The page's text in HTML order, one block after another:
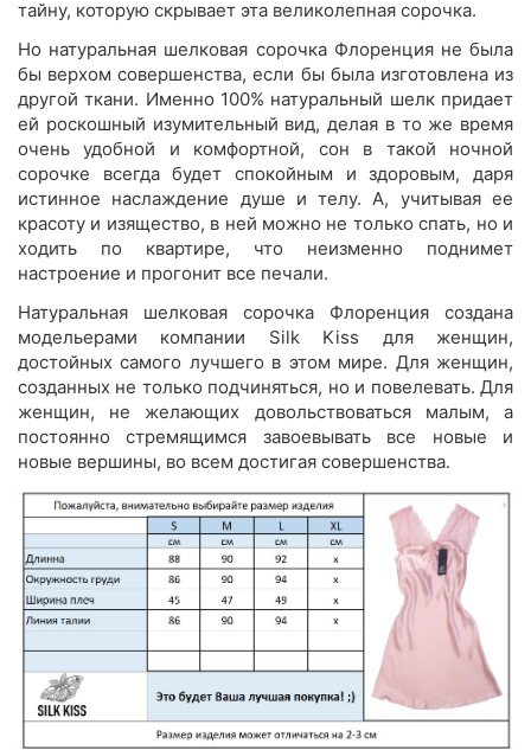
тайну, которую скрывает эта великолепная сорочка.
Но натуральная шелковая сорочка Флоренция не была
бы верхом совершенства, если бы была изготовлена из
другой ткани. Именно 100% натуральный шелк придает
ей роскошный изумительный вид, делая в то же время
очень удобной и комфортной, сон в такой ночной
сорочке всегда будет спокойным и здоровым, даря
истинное наслаждение душе и телу. А, учитывая ее
красоту и изящество, в ней можно не только спать, но и
ходить по квартире, что неизменно поднимет
настроение и прогонит все печали.
Натуральная шелковая сорочка Флоренция создана
модельерами компании Silk Kiss для женщин,
достойных самого лучшего в этом мире. Для женщин,
созданных не только подчиняться, но и повелевать. Для
женщин, не желающих довольствоваться малым, а
постоянно стремящимся завоевывать все новые и
новые вершины, во всем достигая совершенства.